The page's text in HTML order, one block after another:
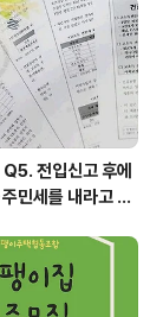
전입신고 후에
민세를 내라고 고